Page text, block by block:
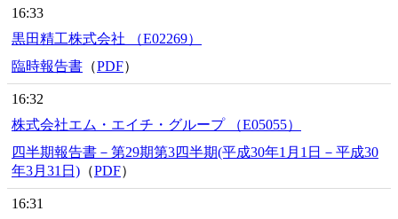
16:33
黒田精工株式会社 （E02269）
臨時報告書 （PDF）
16:32
株式会社エム・エイチ・グループ （E05055）
四半期報告書－第29期第3四半期(平成30年1月1日－平成30
年3月31日) （PDF）
16:31